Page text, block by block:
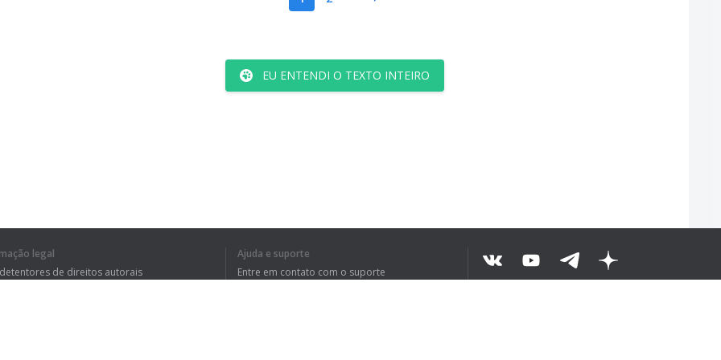
EU ENTENDI O TEXTO INTEIRO
legal
detentores de direitos autorais
Ajuda e suporte
Entre em contato com o suporte